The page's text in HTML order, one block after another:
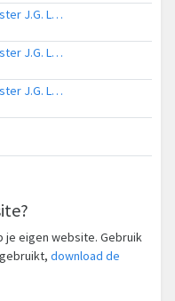
Lifeliner 4 naar Eelde, Burgemeester J.G. Legroweg
Lifeliner 4 naar Eelde, Burgemeester J.G. Legroweg
Lifeliner 4 naar Eelde, Burgemeester J.G. Legroweg
je eigen website. Gebruik
download de